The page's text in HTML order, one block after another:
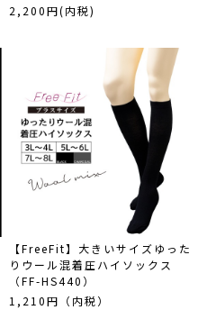
2,200円(内税)
【FreeFit】大きいサイズゆった
りウール混着圧ハイソックス
（FF-HS440）
1,210円（内税）